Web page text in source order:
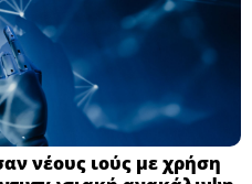
νέους ιούς με χρήση